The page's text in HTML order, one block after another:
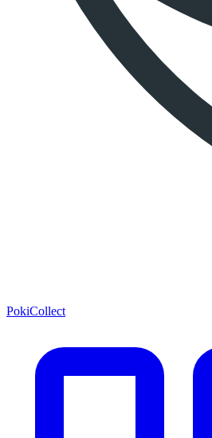
PokiCollect